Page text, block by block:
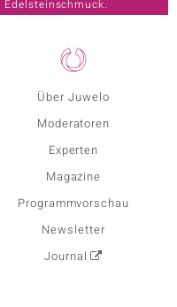
Über Juwelo
Moderatoren
Experten
Magazine
Programmvorschau
Newsletter
Journal